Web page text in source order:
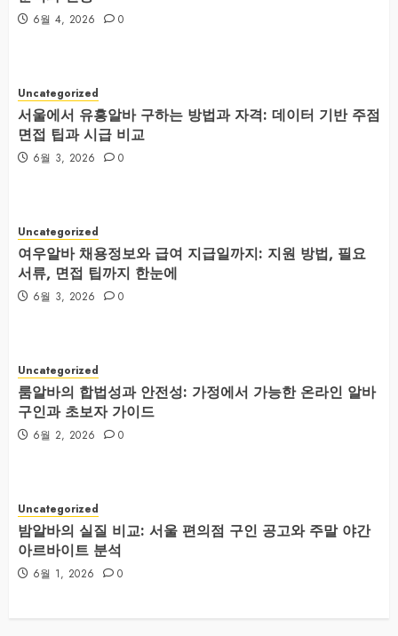
6월 4, 2026 0
Uncategorized
서울에서 유흥알바 구하는 방법과 자격: 데이터 기반 주점
면접 팁과 시급 비교
6월 3, 2026 0
Uncategorized
여우알바 채용정보와 급여 지급일까지: 지원 방법, 필요
서류, 면접 팁까지 한눈에
6월 3, 2026 0
Uncategorized
룸알바의 합법성과 안전성: 가정에서 가능한 온라인 알바
구인과 초보자 가이드
6월 2, 2026 0
Uncategorized
밤알바의 실질 비교: 서울 편의점 구인 공고와 주말 야간
아르바이트 분석
6월 1, 2026 0